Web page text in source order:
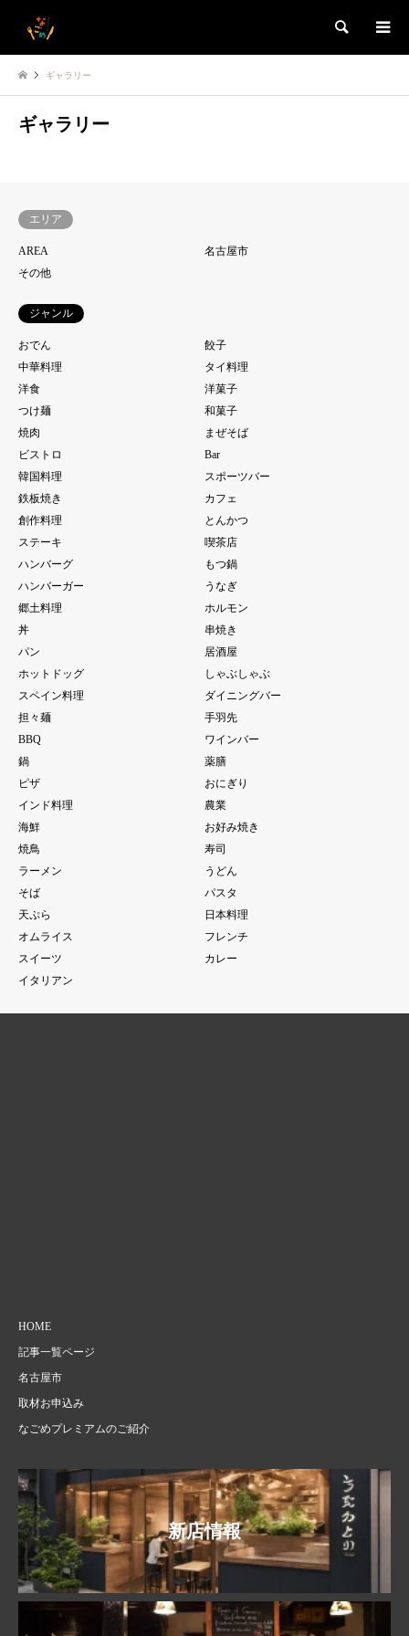
検索
ギャラリー
ギャラリー
エリア
AREA
名古屋市
その他
ジャンル
おでん
餃子
中華料理
タイ料理
洋食
洋菓子
つけ麺
和菓子
焼肉
まぜそば
ビストロ
Bar
韓国料理
スポーツバー
鉄板焼き
カフェ
創作料理
とんかつ
ステーキ
喫茶店
ハンバーグ
もつ鍋
ハンバーガー
うなぎ
郷土料理
ホルモン
丼
串焼き
パン
居酒屋
ホットドッグ
しゃぶしゃぶ
スペイン料理
ダイニングバー
担々麺
手羽先
BBQ
ワインバー
鍋
薬膳
ピザ
おにぎり
インド料理
農業
海鮮
お好み焼き
焼鳥
寿司
ラーメン
うどん
そば
パスタ
天ぷら
日本料理
オムライス
フレンチ
スイーツ
カレー
イタリアン
HOME
記事一覧ページ
名古屋市
取材お申込み
なごめプレミアムのご紹介
新店情報